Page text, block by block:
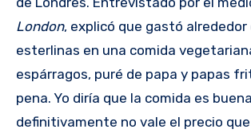
London, explicó que gastó alrededor
esterlinas en una comida
espárragos, puré de papa y papas
pena. Yo diría que la comida es
definitivamente no vale el precio